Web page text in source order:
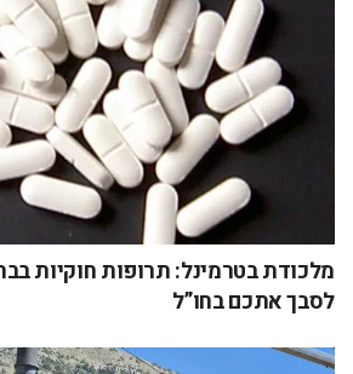
מלכודת בטרמינל: תרופות חוקיות
לסבך אתכם בחו”ל